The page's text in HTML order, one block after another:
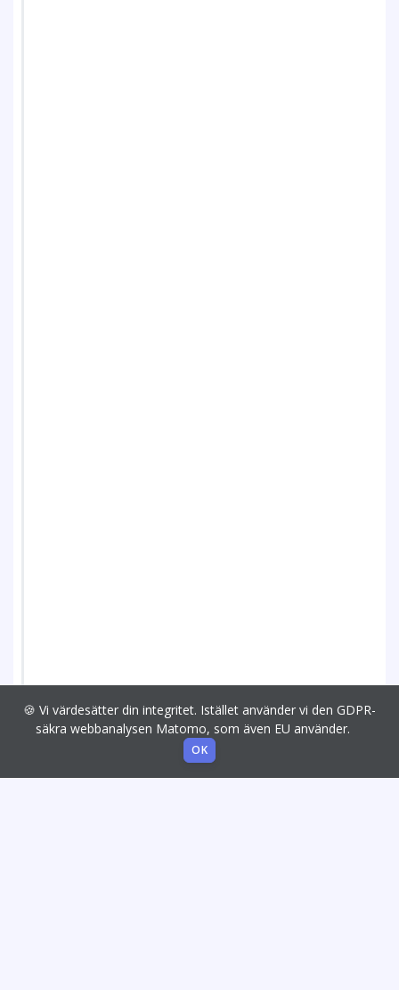
🍪 Vi värdesätter din integritet. Istället använder vi den GDPR-
säkra webbanalysen Matomo, som även EU använder.
OK